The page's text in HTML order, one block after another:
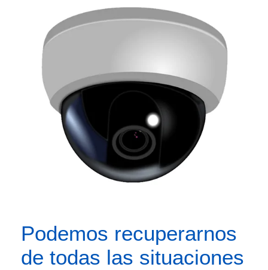
Podemos recuperarnos
de todas las situaciones